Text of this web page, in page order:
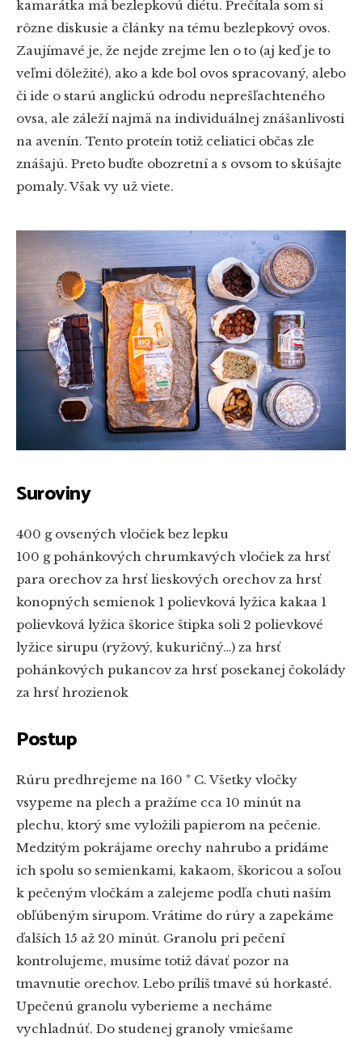
kamarátka má bezlepkovú diétu. Prečítala som si
rôzne diskusie a články na tému bezlepkový ovos.
Zaujímavé je, že nejde zrejme len o to (aj keď je to
veľmi dôležité), ako a kde bol ovos spracovaný, alebo
či ide o starú anglickú odrodu neprešľachteného
ovsa, ale záleží najmä na individuálnej znášanlivosti
na avenín. Tento proteín totiž celiatici občas zle
znášajú. Preto buďte obozretní a s ovsom to skúšajte
pomaly. Však vy už viete.
Suroviny
400 g ovsených vločiek bez lepku
100 g pohánkových chrumkavých vločiek za hrsť
para orechov za hrsť lieskových orechov za hrsť
konopných semienok 1 polievková lyžica kakaa 1
polievková lyžica škorice štipka soli 2 polievkové
lyžice sirupu (ryžový, kukuričný…) za hrsť
pohánkových pukancov za hrsť posekanej čokolády
za hrsť hrozienok
Postup
Rúru predhrejeme na 160 ° C. Všetky vločky
vsypeme na plech a pražíme cca 10 minút na
plechu, ktorý sme vyložili papierom na pečenie.
Medzitým pokrájame orechy nahrubo a pridáme
ich spolu so semienkami, kakaom, škoricou a soľou
k pečeným vločkám a zalejeme podľa chuti naším
obľúbeným sirupom. Vrátime do rúry a zapekáme
ďalších 15 až 20 minút. Granolu pri pečení
kontrolujeme, musíme totiž dávať pozor na
tmavnutie orechov. Lebo príliš tmavé sú horkasté.
Upečenú granolu vyberieme a necháme
vychladnúť. Do studenej granoly vmiešame